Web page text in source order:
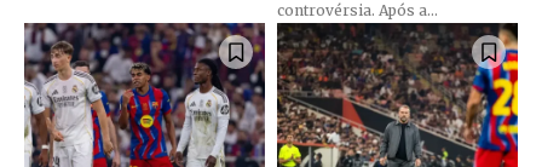
controvérsia. Após a...